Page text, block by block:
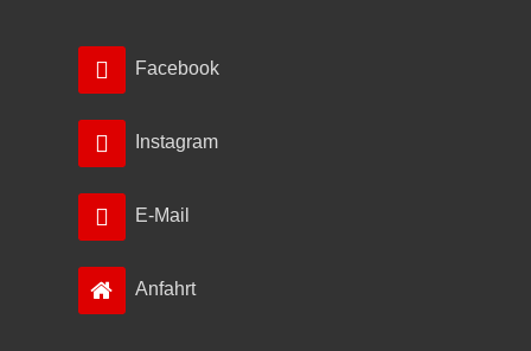
Facebook
Instagram
E-Mail
Anfahrt